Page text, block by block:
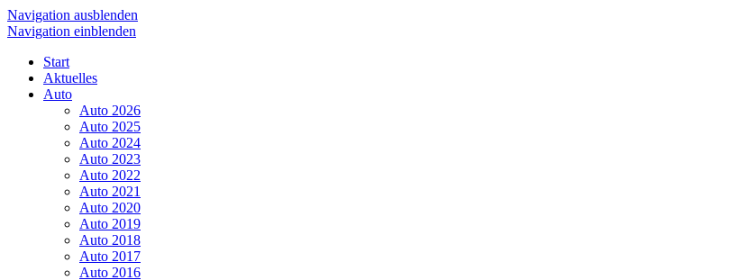
Navigation ausblenden
Navigation einblenden
Start
Aktuelles
Auto
Auto 2026
Auto 2025
Auto 2024
Auto 2023
Auto 2022
Auto 2021
Auto 2020
Auto 2019
Auto 2018
Auto 2017
Auto 2016